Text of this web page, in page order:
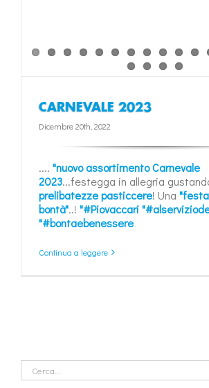
CARNEVALE 2023
Dicembre 20th, 2022
.... "nuovo assortimento Carnevale
2023...festegga in allegria
prelibatezze pasticcere! Una
bontà"..! "#Piovaccari
"#bontaebenessere
Continua a leggere
Cerca
per: